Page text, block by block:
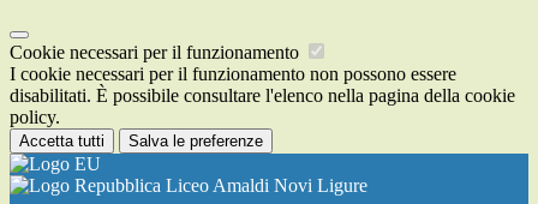
Cookie necessari per il funzionamento
I cookie necessari per il funzionamento non possono essere
disabilitati. È possibile consultare l'elenco nella pagina della cookie
policy.
Accetta tutti Salva le preferenze
Liceo Amaldi Novi Ligure